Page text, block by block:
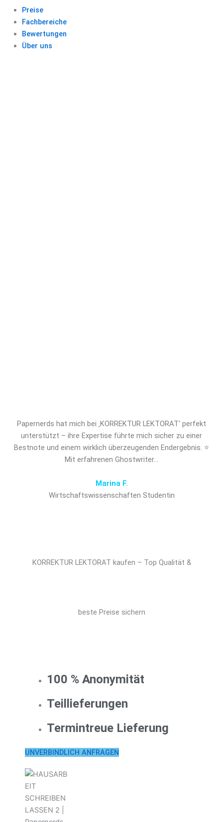
Preise
Fachbereiche
Bewertungen
Über uns
Papernerds hat mich bei ‚KORREKTUR LEKTORAT‘ perfekt
unterstützt – ihre Expertise führte mich sicher zu einer
Bestnote und einem wirklich überzeugenden Endergebnis. ⭐
Mit erfahrenen Ghostwriter…
Marina F.
Wirtschaftswissenschaften Studentin
KORREKTUR LEKTORAT kaufen – Top Qualität &
beste Preise sichern
100 % Anonymität
Teillieferungen
Termintreue Lieferung
UNVERBINDLICH ANFRAGEN